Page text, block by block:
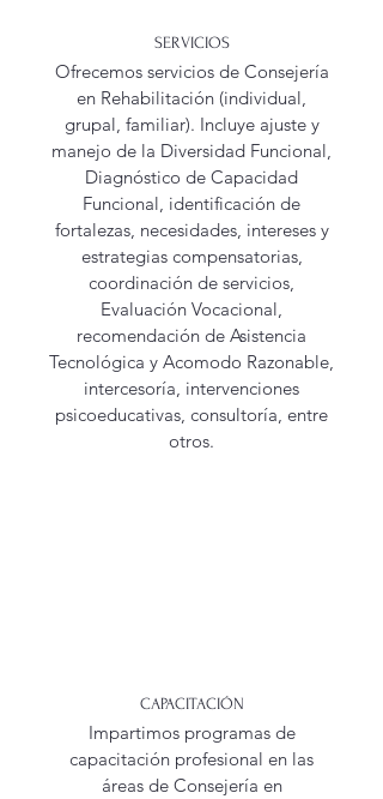
SERVICIOS
Ofrecemos servicios de Consejería
en Rehabilitación (individual,
grupal, familiar). Incluye ajuste y
manejo de la Diversidad Funcional,
Diagnóstico de Capacidad
Funcional, identificación de
fortalezas, necesidades, intereses y
estrategias compensatorias,
coordinación de servicios,
Evaluación Vocacional,
recomendación de Asistencia
Tecnológica y Acomodo Razonable,
intercesoría, intervenciones
psicoeducativas, consultoría, entre
otros.
CAPACITACIÓN
Impartimos programas de
capacitación profesional en las
áreas de Consejería en